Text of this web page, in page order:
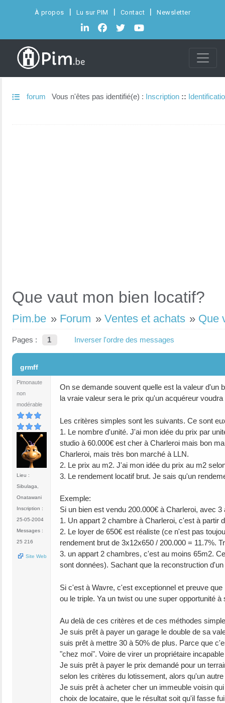
À propos Lu sur PIM Contact Newsletter
forum Vous n'êtes pas identifié(e) : Inscription ::
Que vaut mon bien locatif?
Pim.be » Forum » Ventes et achats » Que
Pages : 1 Inverser l'ordre des messages
grmff
Pimonaute
non
modérable
Lieu :
Sibulaga,
Onatawani
Inscription :
25-05-2004
Messages :
25 216
Site Web
On se demande souvent quelle est la valeur d'un
la vraie valeur sera le prix qu'un acquéreur voudra
Les critères simples sont les suivants. Ce sont
1. Le nombre d'unité. J'ai mon idée du prix par
studio à 60.000€ est cher à Charleroi mais bon
Charleroi, mais très bon marché à LLN.
2. Le prix au m2. J'ai mon idée du prix au m2
3. Le rendement locatif brut. Je sais qu'un
Exemple:
Si un bien est vendu 200.000€ à Charleroi, avec
1. Un appart 2 chambre à Charleroi, c'est à partir
2. Le loyer de 650€ est réaliste (ce n'est pas
rendement brut de 3x12x650 / 200.000 = 11.7%.
3. un appart 2 chambres, c'est au moins 65m2.
sont données). Sachant que la reconstruction
Si c'est à Wavre, c'est exceptionnel et preuve
ou le triple. Ya un twist ou une super opportunité à
Au delà de ces critères et de ces méthodes
Je suis prêt à payer un garage le double de sa
suis prêt à mettre 30 à 50% de plus. Parce que
"chez moi". Voire de virer un propriétaire
Je suis prêt à payer le prix demandé pour un
selon les critères du lotissement, alors qu'un
Je suis prêt à acheter cher un immeuble voisin
choix de locataire, que le résultat soit qu'il fasse